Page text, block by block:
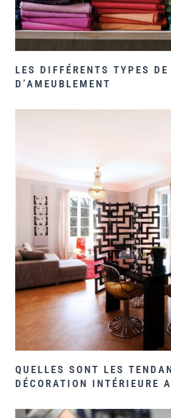
LES DIFFÉRENTS TYPES
D’AMEUBLEMENT
QUELLES SONT LES
DÉCORATION INTÉRIEURE